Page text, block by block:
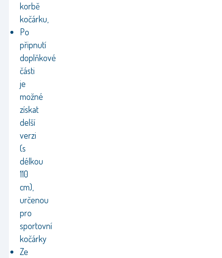
korbě
kočárku,
Po
připnutí
doplňkové
části
je
možné
získat
delší
verzi
(s
délkou
110
cm),
určenou
pro
sportovní
kočárky
Ze